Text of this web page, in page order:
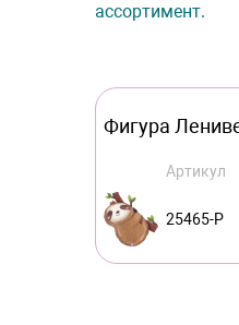
ассортимент.
Фигура
Артикул
25465-P